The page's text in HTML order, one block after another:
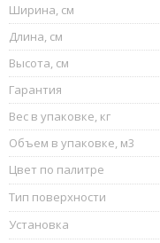
Ширина, см
Длина, см
Высота, см
Гарантия
Вес в упаковке, кг
Объем в упаковке, м3
Цвет по палитре
Тип поверхности
Установка